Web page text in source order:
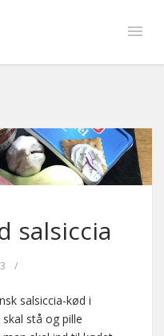
salsiccia
/
salsiccia-kød i
stå og pille